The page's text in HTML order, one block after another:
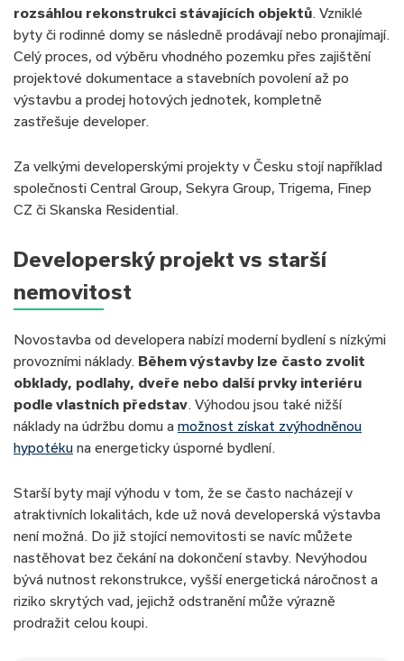
rozsáhlou rekonstrukci stávajících objektů . Vzniklé
byty či rodinné domy se následně prodávají nebo pronajímají.
Celý proces, od výběru vhodného pozemku přes zajištění
projektové dokumentace a stavebních povolení až po
výstavbu a prodej hotových jednotek, kompletně
zastřešuje developer.
Za velkými developerskými projekty v Česku stojí například
společnosti Central Group, Sekyra Group, Trigema, Finep
CZ či Skanska Residential.
Developerský projekt vs starší
nemovitost
Novostavba od developera nabízí moderní bydlení s nízkými
provozními náklady. Během výstavby lze často zvolit
obklady, podlahy, dveře nebo další prvky interiéru
podle vlastních představ. Výhodou jsou také nižší
náklady na údržbu domu a možnost získat zvýhodněnou
hypotéku na energeticky úsporné bydlení.
Starší byty mají výhodu v tom, že se často nacházejí v
atraktivních lokalitách, kde už nová developerská výstavba
není možná. Do již stojící nemovitosti se navíc můžete
nastěhovat bez čekání na dokončení stavby. Nevýhodou
bývá nutnost rekonstrukce, vyšší energetická náročnost a
riziko skrytých vad, jejichž odstranění může výrazně
prodražit celou koupi.